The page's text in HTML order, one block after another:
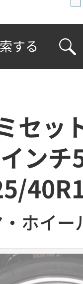
する
セッ
ン
ホイー